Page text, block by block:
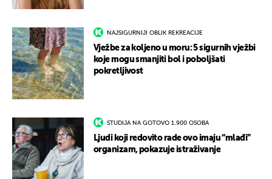
NAJSIGURNIJI OBLIK REKREACIJE
Vježbe za koljeno u moru: 5 sigurnih vježbi
koje mogu smanjiti bol i poboljšati
pokretljivost
STUDIJA NA GOTOVO 1.900 OSOBA
Ljudi koji redovito rade ovo imaju “mlađi”
organizam, pokazuje istraživanje